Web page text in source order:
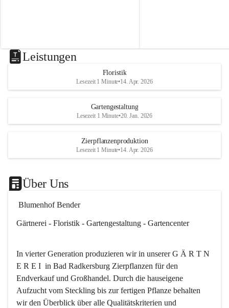
ein kleines Mitbringserl,
Leistungen
Floristik
Lesezeit 1 Minute•14. Apr. 2026
Gartengestaltung
Lesezeit 1 Minute•20. Jan. 2026
Zierpflanzenproduktion
Lesezeit 1 Minute•14. Apr. 2026
Über Uns
Blumenhof Bender
Gärtnerei - Floristik - Gartengestaltung - Gartencenter
In vierter Generation produzieren wir in unserer G Ä R T N
E R E I  in Bad Radkersburg Zierpflanzen für den
Endverkauf und Großhandel. Durch die hauseigene
Aufzucht vom Steckling bis zur fertigen Pflanze behalten
wir den Überblick über alle Qualitätskriterien und